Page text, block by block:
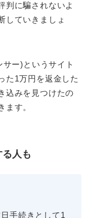
判に騙されないよ
していきましょ
ー)というサイト
た1万円を返金した
込みを見つけたの
ます。
人も
手続きとして1